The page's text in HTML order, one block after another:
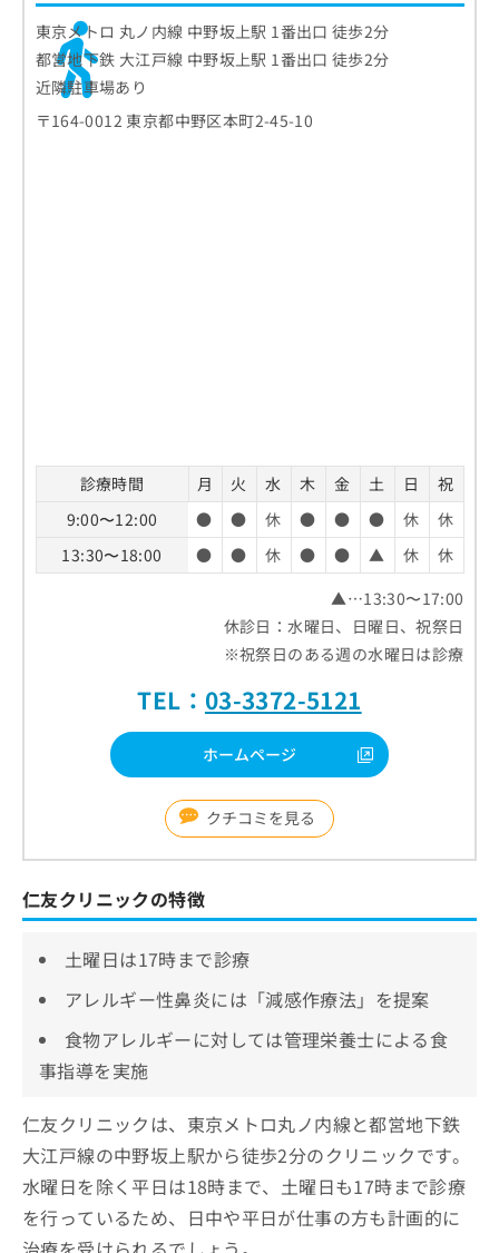
東京メトロ 丸ノ内線 中野坂上駅 1番出口 徒歩2分
都営地下鉄 大江戸線 中野坂上駅 1番出口 徒歩2分
近隣駐車場あり
〒164-0012 東京都中野区本町2-45-10
診療時間 月 火 水 木 金 土 日
祝
9:00〜12:00
● ● 休 ● ● ● 休
休
13:30〜18:00
● ● 休 ● ● ▲ 休
休
▲…13:30〜17:00
休診日：水曜日、日曜日、祝祭日
※祝祭日のある週の水曜日は診療
TEL： 03-3372-5121
ホームページ
クチコミを見る
仁友クリニックの特徴
土曜日は17時まで診療
アレルギー性鼻炎には「減感作療法」を提案
食物アレルギーに対しては管理栄養士による食
事指導を実施
仁友クリニックは、東京メトロ丸ノ内線と都営地下鉄
大江戸線の中野坂上駅から徒歩2分のクリニックです。
水曜日を除く平日は18時まで、土曜日も17時まで診療
を行っているため、日中や平日が仕事の方も計画的に